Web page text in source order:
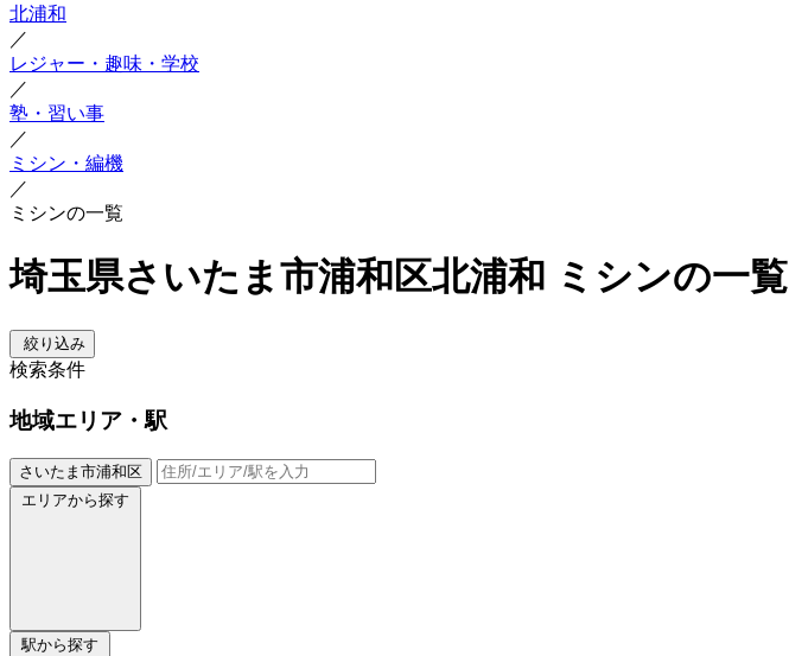
北浦和
／
レジャー・趣味・学校
／
塾・習い事
／
ミシン・編機
／
ミシンの一覧
埼玉県さいたま市浦和区北浦和 ミシンの一覧
絞り込み
検索条件
地域エリア・駅
さいたま市浦和区
エリアから探す
駅から探す